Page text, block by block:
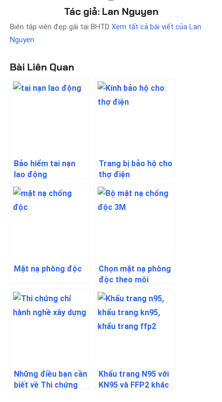
Tác giả:Lan Nguyen
Biên tập viên đẹp gái tại BHTD Xem tất cả bài viết của Lan
Nguyen
Bài Liên Quan
Bảo hiểm tai nạn
lao động
Trang bị bảo hộ cho
thợ điện
Mặt nạ phòng độc
Chọn mặt nạ phòng
độc theo môi
trường
Những điều bạn cần
biết về Thi chứng
Khẩu trang N95 với
KN95 và FFP2 khác